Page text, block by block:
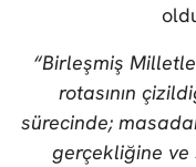
“Birleşmiş
rotasının
sürecinde;
gerçekliğine ve